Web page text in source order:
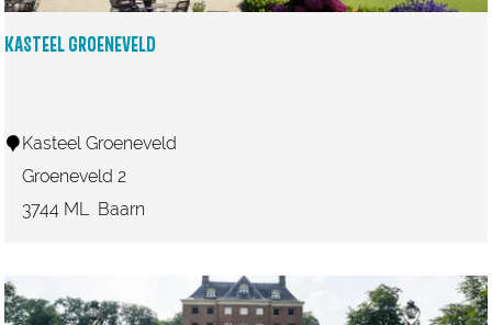
e
H
r
KASTEEL GROENEVELD
K
e
Kasteel Groeneveld
Groeneveld 2
3744 ML Baarn